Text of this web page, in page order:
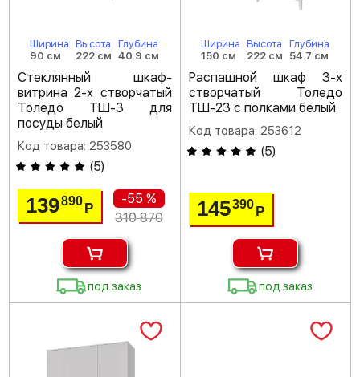
Ширина
90 см
Высота
222 см
Глубина
40.9 см
Стеклянный шкаф-
витрина 2-х створчатый
Толедо ТШ-3 для
посуды белый
Код товара: 253580
(5)
139890Р
-55 %
310 870
под заказ
Ширина
150 см
Высота
222 см
Глубина
54.7 см
Распашной шкаф 3-х
створчатый Толедо
ТШ-23 с полками белый
Код товара: 253612
(5)
145390 Р
под заказ